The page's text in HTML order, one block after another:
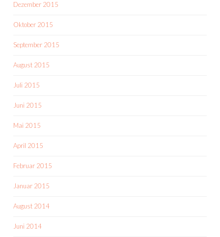
Dezember 2015
Oktober 2015
September 2015
August 2015
Juli 2015
Juni 2015
Mai 2015
April 2015
Februar 2015
Januar 2015
August 2014
Juni 2014